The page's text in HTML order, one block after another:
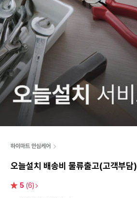
하이마트 안심케어
오늘설치 배송비 물류출고(고객부담)
별 5 (6)